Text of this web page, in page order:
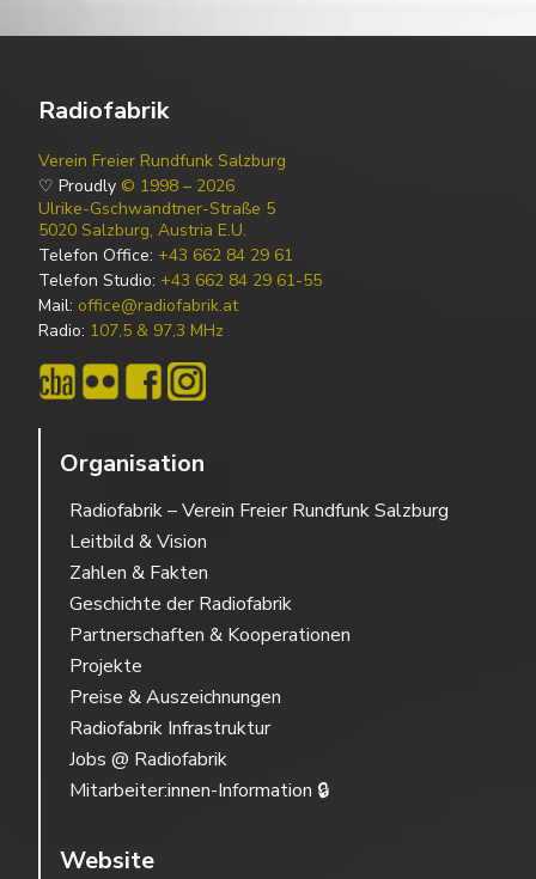
Radiofabrik
Verein Freier Rundfunk Salzburg
♡ Proudly © 1998 – 2026
Ulrike-Gschwandtner-Straße 5
5020 Salzburg, Austria E.U.
Telefon Office: +43 662 84 29 61
Telefon Studio: +43 662 84 29 61-55
Mail: office@radiofabrik.at
Radio: 107,5 & 97,3 MHz
Organisation
Radiofabrik – Verein Freier Rundfunk Salzburg
Leitbild & Vision
Zahlen & Fakten
Geschichte der Radiofabrik
Partnerschaften & Kooperationen
Projekte
Preise & Auszeichnungen
Radiofabrik Infrastruktur
Jobs @ Radiofabrik
Mitarbeiter:innen-Information 🔒
Website